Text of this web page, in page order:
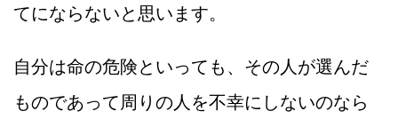
てにならないと思います。
自分は命の危険といっても、その人が選んだ
ものであって周りの人を不幸にしないのなら